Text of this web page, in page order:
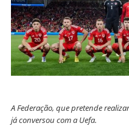
A Federação, que pretende
já conversou com a Uefa.